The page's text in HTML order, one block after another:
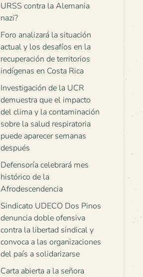
URSS contra la Alemania
nazi?
Foro analizará la situación
actual y los desafíos en la
recuperación de territorios
indígenas en Costa Rica
Investigación de la UCR
demuestra que el impacto
del clima y la contaminación
sobre la salud respiratoria
puede aparecer semanas
después
Defensoría celebrará mes
histórico de la
Afrodescendencia
Sindicato UDECO Dos Pinos
denuncia doble ofensiva
contra la libertad sindical y
convoca a las organizaciones
del país a solidarizarse
Carta abierta a la señora